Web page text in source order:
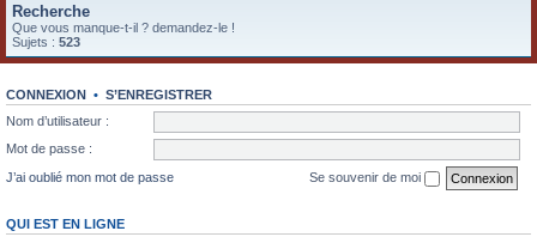
Recherche
Que vous manque-t-il ? demandez-le !
Sujets : 523
CONNEXION • S’ENREGISTRER
Nom d’utilisateur :
Mot de passe :
J’ai oublié mon mot de passe
Se souvenir de moi
QUI EST EN LIGNE